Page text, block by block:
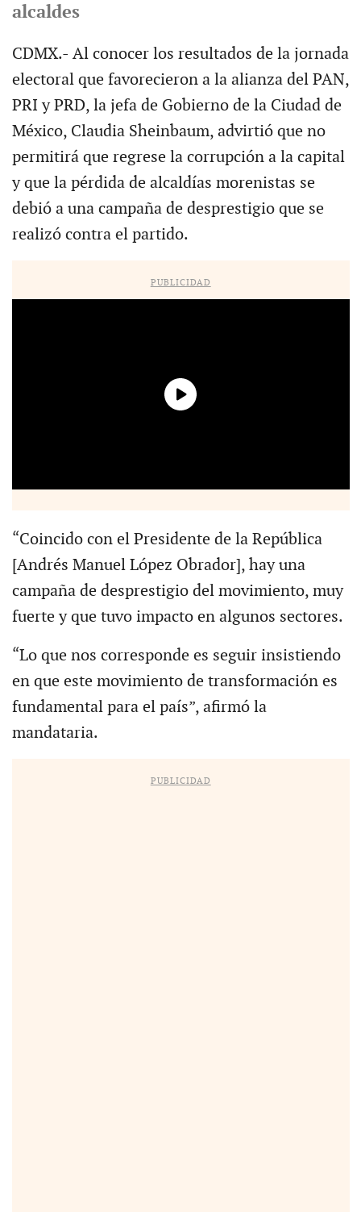
alcaldes
CDMX.- Al conocer los resultados de la jornada
electoral que favorecieron a la alianza del PAN,
PRI y PRD, la jefa de Gobierno de la Ciudad de
México, Claudia Sheinbaum, advirtió que no
permitirá que regrese la corrupción a la capital
y que la pérdida de alcaldías morenistas se
debió a una campaña de desprestigio que se
realizó contra el partido.
PUBLICIDAD
“Coincido con el Presidente de la República
[Andrés Manuel López Obrador], hay una
campaña de desprestigio del movimiento, muy
fuerte y que tuvo impacto en algunos sectores.
“Lo que nos corresponde es seguir insistiendo
en que este movimiento de transformación es
fundamental para el país”, afirmó la
mandataria.
PUBLICIDAD